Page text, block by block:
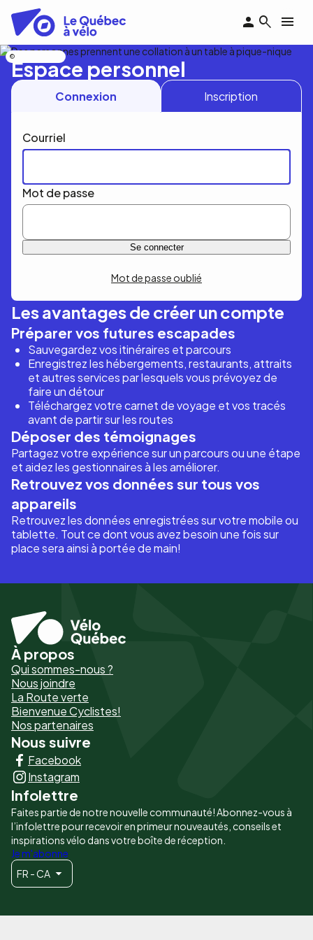
contenu
principal
Espace personnel
Connexion Inscription
Courriel
Mot de passe
Mot de passe oublié
Les avantages de créer un compte
Préparer vos futures escapades
Sauvegardez vos itinéraires et parcours
Enregistrez les hébergements, restaurants, attraits
et autres services par lesquels vous prévoyez de
faire un détour
Téléchargez votre carnet de voyage et vos tracés
avant de partir sur les routes
Déposer des témoignages
Partagez votre expérience sur un parcours ou une étape
et aidez les gestionnaires à les améliorer.
Retrouvez vos données sur tous vos
appareils
Retrouvez les données enregistrées sur votre mobile ou
tablette. Tout ce dont vous avez besoin une fois sur
place sera ainsi à portée de main!
Pied
de
page
-
Liens
principaux
À propos
Qui sommes-nous ?
Nous joindre
La Route verte
Bienvenue Cyclistes!
Nos partenaires
Nous suivre
Facebook
Instagram
Infolettre
Faites partie de notre nouvelle communauté! Abonnez-vous à
l’infolettre pour recevoir en primeur nouveautés, conseils et
inspirations vélo dans votre boîte de réception.
Je m'abonne
FR - CA